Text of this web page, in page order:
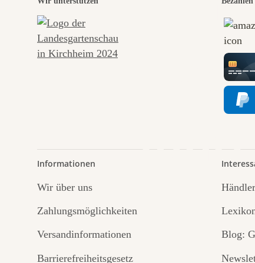
führt
Informationen
Wir über uns
Zahlungsmöglichkeiten
Versandinformationen
Barrierefreiheitsgesetz
Blog: